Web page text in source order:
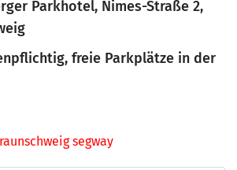
Parkhotel, Nimes-Straße 2,
freie Parkplätze in der